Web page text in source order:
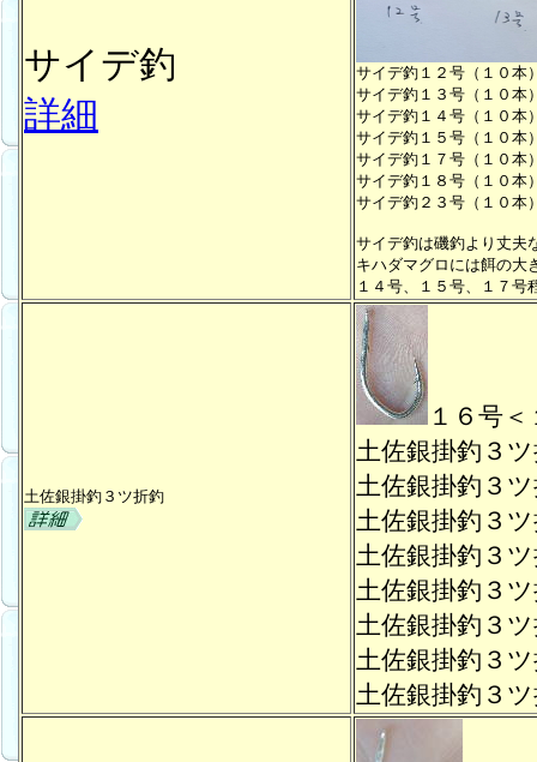
サイデ釣
詳細
サイデ釣１２号（１０
サイデ釣１３号（１０
サイデ釣１４号（１０
サイデ釣１５号（１０
サイデ釣１７号（１０
サイデ釣１８号（１０
サイデ釣２３号（１０
サイデ釣は磯釣より丈夫
キハダマグロには餌の大
１４号、１５号、１７号
土佐銀掛釣３ツ折釣
１６号
土佐銀掛釣３
土佐銀掛釣３
土佐銀掛釣３
土佐銀掛釣３
土佐銀掛釣３
土佐銀掛釣３
土佐銀掛釣３
土佐銀掛釣３